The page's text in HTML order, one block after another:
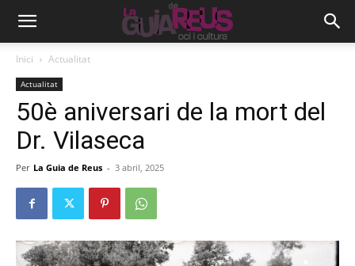
Inici Actualitat
Actualitat
50è aniversari de la mort del
Dr. Vilaseca
Per La Guia de Reus - 3 abril, 2025